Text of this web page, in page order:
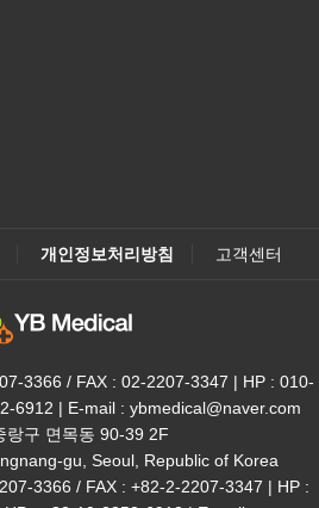
개인정보처리방침 고객센터
3366 / FAX : 02-2207-3347 | HP : 010-
6912 | E-mail : ybmedical@naver.com
랑구 면목동 90-39 2F
gu, Seoul, Republic of Korea
3366 / FAX : +82-2-2207-3347 | HP :